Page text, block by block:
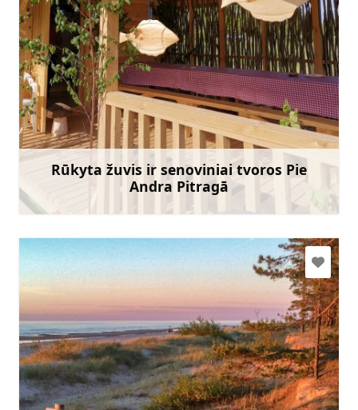
Rūkyta žuvis ir senoviniai tvoros Pie
Andra Pitragā
andrisantmanis@inbox.lv
+371 26493087
Sužinoti daugiau